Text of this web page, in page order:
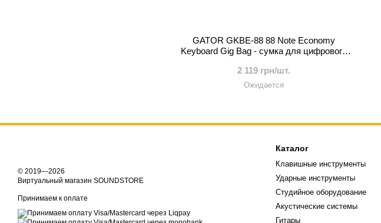
GATOR GKBE-88 88 Note Economy
Keyboard Gig Bag - сумка для цифрового
2 119 грн/шт.
Ожидается
© 2019—2026
Виртуальный магазин SOUNDSTORE
Принимаем к оплате
Каталог
Клавишные инструменты
Ударные инструменты
Студийное оборудование
Акустические системы
Гитары